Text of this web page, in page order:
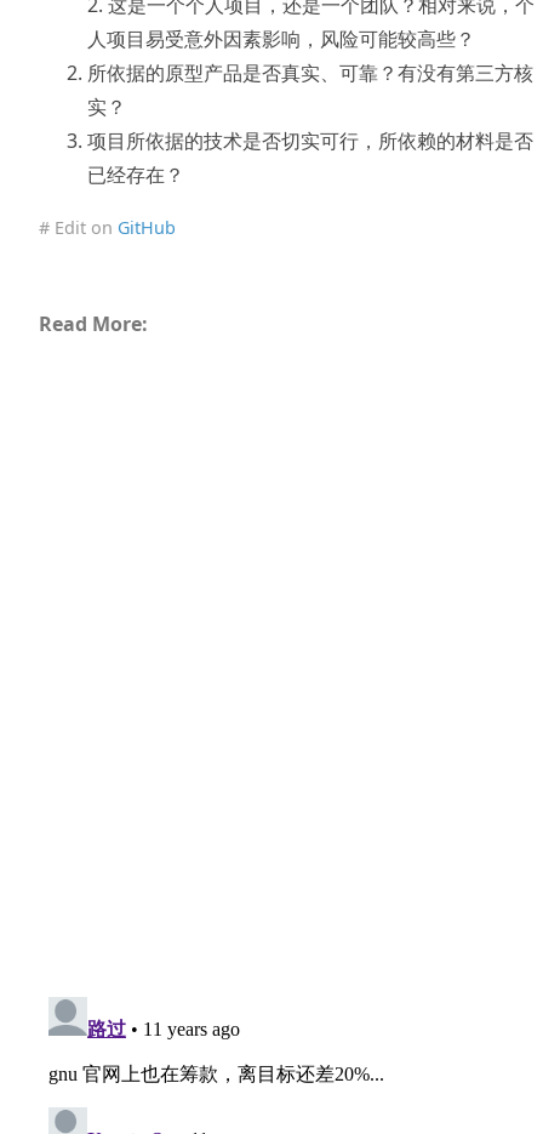
人项目易受意外因素影响，风险可能较高些？
所依据的原型产品是否真实、可靠？有没有第三方核
实？
项目所依据的技术是否切实可行，所依赖的材料是否
已经存在？
# Edit on GitHub
Read More: